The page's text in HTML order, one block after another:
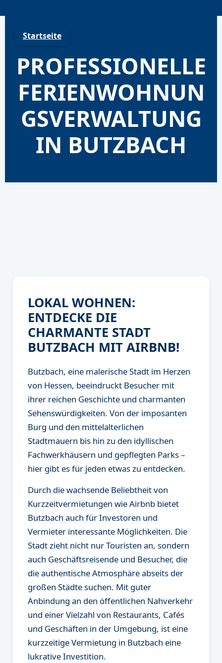
to
Startseite
PROFESSIONELLE
FERIENWOHNUN
GSVERWALTUNG
IN BUTZBACH
LOKAL WOHNEN:
ENTDECKE DIE
CHARMANTE STADT
BUTZBACH MIT AIRBNB!
Butzbach, eine malerische Stadt im Herzen
von Hessen, beeindruckt Besucher mit
ihrer reichen Geschichte und charmanten
Sehenswürdigkeiten. Von der imposanten
Burg und den mittelalterlichen
Stadtmauern bis hin zu den idyllischen
Fachwerkhäusern und gepflegten Parks –
hier gibt es für jeden etwas zu entdecken.
Durch die wachsende Beliebtheit von
Kurzzeitvermietungen wie Airbnb bietet
Butzbach auch für Investoren und
Vermieter interessante Möglichkeiten. Die
Stadt zieht nicht nur Touristen an, sondern
auch Geschäftsreisende und Besucher, die
die authentische Atmosphäre abseits der
großen Städte suchen. Mit guter
Anbindung an den öffentlichen Nahverkehr
und einer Vielzahl von Restaurants, Cafés
und Geschäften in der Umgebung, ist eine
kurzzeitige Vermietung in Butzbach eine
lukrative Investition.